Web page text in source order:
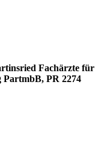
Fachärzte für
PartmbB, PR 2274